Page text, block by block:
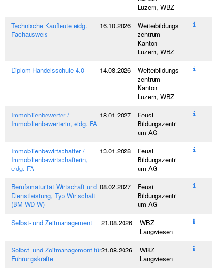
Luzern, WBZ
Technische Kaufleute eidg.
Fachausweis
16.10.2026
Weiterbildungs
zentrum
Kanton
Luzern, WBZ
Diplom-Handelsschule 4.0
14.08.2026
Weiterbildungs
zentrum
Kanton
Luzern, WBZ
Immobilienbewerter /
Immobilienbewerterin, eidg. FA
18.01.2027
Feusi
Bildungszentr
um AG
Immobilienbewirtschafter /
Immobilienbewirtschafterin,
eidg. FA
13.01.2028
Feusi
Bildungszentr
um AG
Berufsmaturität Wirtschaft und
Dienstleistung, Typ Wirtschaft
(BM WD-W)
08.02.2027
Feusi
Bildungszentr
um AG
Selbst- und Zeitmanagement
21.08.2026
WBZ
Langwiesen
Selbst- und Zeitmanagement für
Führungskräfte
21.08.2026
WBZ
Langwiesen